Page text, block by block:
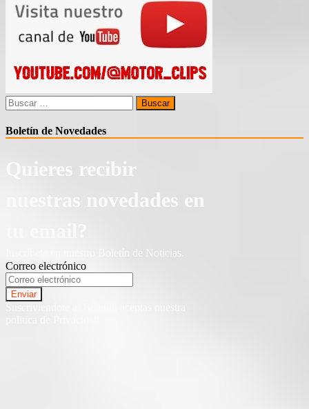
Buscar:
Boletín de Novedades
Quieres recibir
nuestras novedades en
Inscríbete en nuestro Boletín de Noticias.
Correo electrónico